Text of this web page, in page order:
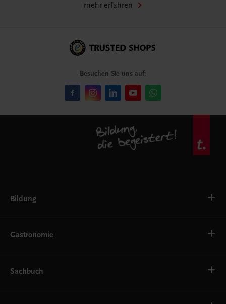
mehr erfahren
Besuchen Sie uns auf:
Bildung
AHS
EWF/ZWF
FW
Gastronomie
Getränke
Sachbuch